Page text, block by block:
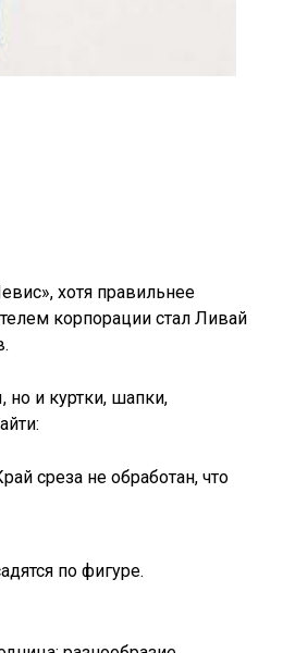
хотя правильнее
корпорации стал Ливай
и куртки, шапки,
среза не обработан, что
по фигуре.